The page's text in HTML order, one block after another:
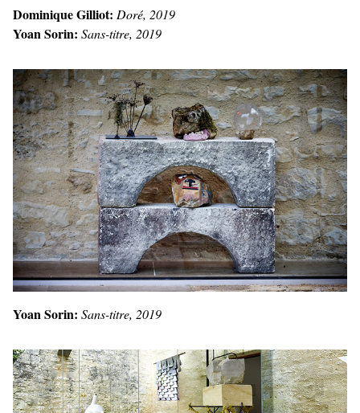
Dominique Gilliot: Doré, 2019
Yoan Sorin: Sans-titre, 2019
Yoan Sorin: Sans-titre, 2019